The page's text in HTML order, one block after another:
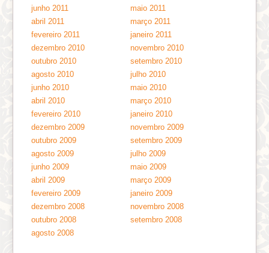
junho 2011
maio 2011
abril 2011
março 2011
fevereiro 2011
janeiro 2011
dezembro 2010
novembro 2010
outubro 2010
setembro 2010
agosto 2010
julho 2010
junho 2010
maio 2010
abril 2010
março 2010
fevereiro 2010
janeiro 2010
dezembro 2009
novembro 2009
outubro 2009
setembro 2009
agosto 2009
julho 2009
junho 2009
maio 2009
abril 2009
março 2009
fevereiro 2009
janeiro 2009
dezembro 2008
novembro 2008
outubro 2008
setembro 2008
agosto 2008